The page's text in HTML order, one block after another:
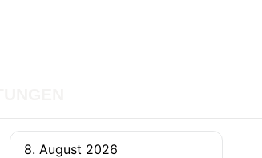
8. August 2026